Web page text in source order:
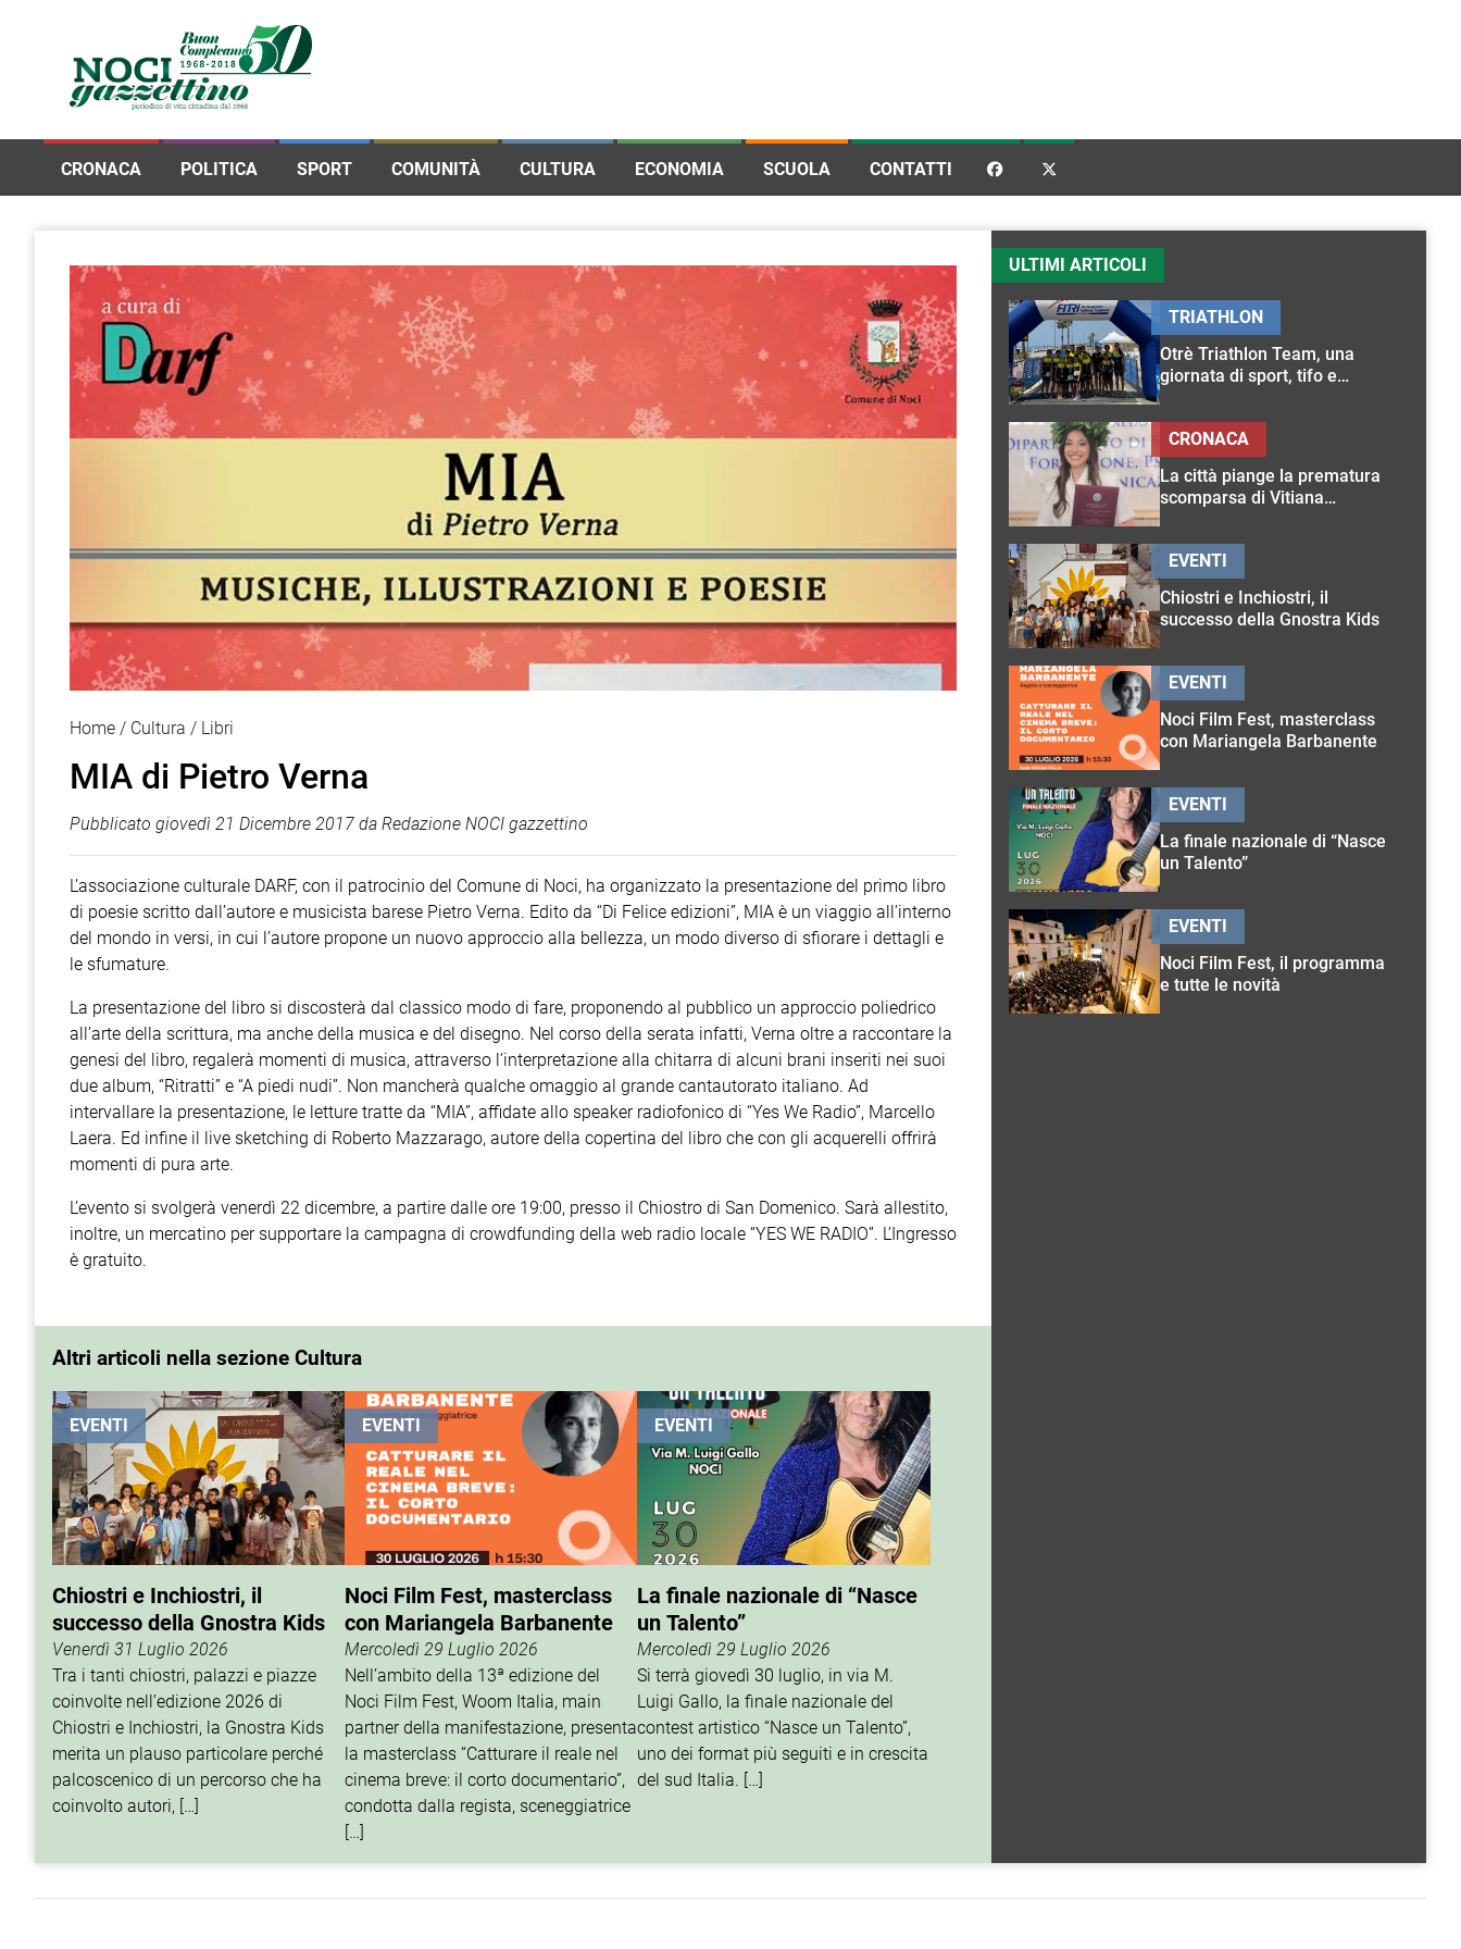
CRONACA POLITICA SPORT COMUNITÀ CULTURA ECONOMIA SCUOLA CONTATTI  
Home Cultura Libri
MIA di Pietro Verna
Pubblicato giovedì 21 Dicembre 2017 da Redazione NOCI gazzettino
L’associazione culturale DARF, con il patrocinio del Comune di Noci, ha organizzato la presentazione del primo libro
di poesie scritto dall’autore e musicista barese Pietro Verna. Edito da “Di Felice edizioni”, MIA è un viaggio all’interno
del mondo in versi, in cui l’autore propone un nuovo approccio alla bellezza, un modo diverso di sfiorare i dettagli e
le sfumature.
La presentazione del libro si discosterà dal classico modo di fare, proponendo al pubblico un approccio poliedrico
all’arte della scrittura, ma anche della musica e del disegno. Nel corso della serata infatti, Verna oltre a raccontare la
genesi del libro, regalerà momenti di musica, attraverso l’interpretazione alla chitarra di alcuni brani inseriti nei suoi
due album, “Ritratti” e “A piedi nudi”. Non mancherà qualche omaggio al grande cantautorato italiano. Ad
intervallare la presentazione, le letture tratte da “MIA”, affidate allo speaker radiofonico di “Yes We Radio”, Marcello
Laera. Ed infine il live sketching di Roberto Mazzarago, autore della copertina del libro che con gli acquerelli offrirà
momenti di pura arte.
L’evento si svolgerà venerdì 22 dicembre, a partire dalle ore 19:00, presso il Chiostro di San Domenico. Sarà allestito,
inoltre, un mercatino per supportare la campagna di crowdfunding della web radio locale “YES WE RADIO”. L’Ingresso
è gratuito.
Altri articoli nella sezione Cultura
EVENTI
Chiostri e Inchiostri, il
successo della Gnostra Kids
Venerdì 31 Luglio 2026
Tra i tanti chiostri, palazzi e piazze
coinvolte nell’edizione 2026 di
Chiostri e Inchiostri, la Gnostra Kids
merita un plauso particolare perché
palcoscenico di un percorso che ha
coinvolto autori, […]
EVENTI
Noci Film Fest, masterclass
con Mariangela Barbanente
Mercoledì 29 Luglio 2026
Nell’ambito della 13ª edizione del
Noci Film Fest, Woom Italia, main
partner della manifestazione, presenta
la masterclass “Catturare il reale nel
cinema breve: il corto documentario”,
condotta dalla regista, sceneggiatrice
[…]
EVENTI
La finale nazionale di “Nasce
un Talento”
Mercoledì 29 Luglio 2026
Si terrà giovedì 30 luglio, in via M.
Luigi Gallo, la finale nazionale del
contest artistico “Nasce un Talento”,
uno dei format più seguiti e in crescita
del sud Italia. […]
ULTIMI ARTICOLI
Otrè Triathlon Team, una
giornata di sport, tifo e
TRIATHLON
La città piange la prematura
scomparsa di Vitiana
CRONACA
Chiostri e Inchiostri, il
successo della Gnostra Kids
EVENTI
Noci Film Fest, masterclass
con Mariangela Barbanente
EVENTI
La finale nazionale di “Nasce
un Talento”
EVENTI
Noci Film Fest, il programma
e tutte le novità
EVENTI